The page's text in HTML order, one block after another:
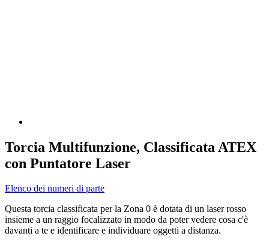
Torcia Multifunzione, Classificata ATEX
con Puntatore Laser
Elenco dei numeri di parte
Questa torcia classificata per la Zona 0 è dotata di un laser rosso
insieme a un raggio focalizzato in modo da poter vedere cosa c'è
davanti a te e identificare e individuare oggetti a distanza.